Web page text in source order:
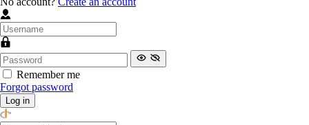
Remember me
Forgot password
Log in